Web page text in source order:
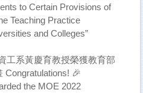
to Certain Provisions of
Teaching Practice
and Colleges”
系黃慶育教授榮獲教育部
Congratulations! 🎉
the MOE 2022